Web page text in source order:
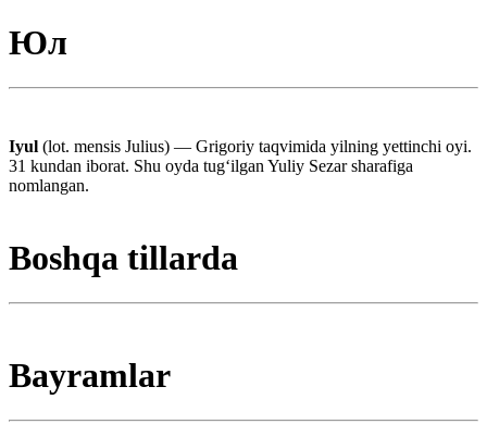
Юл
Iyul (lot. mensis Julius) — Grigoriy taqvimida yilning yettinchi oyi.
31 kundan iborat. Shu oyda tugʻilgan Yuliy Sezar sharafiga
nomlangan.
Boshqa tillarda
Bayramlar